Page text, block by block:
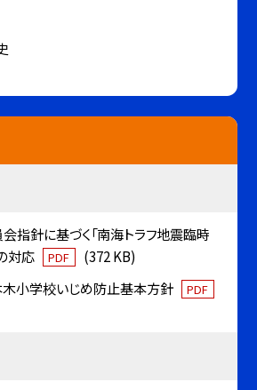
指針に基づく「南海トラフ地震臨時
対応
PDF
(372 KB)
小学校いじめ防止基本方針
PDF